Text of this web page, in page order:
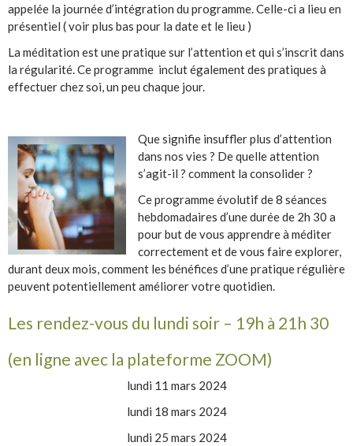
appelée la journée d’intégration du programme. Celle-ci a lieu en
présentiel ( voir plus bas pour la date et le lieu )
La méditation est une pratique sur l’attention et qui s’inscrit dans
la régularité. Ce programme inclut également des pratiques à
effectuer chez soi, un peu chaque jour.
Que signifie insuffler plus d’attention
dans nos vies ? De quelle attention
s’agit-il ? comment la consolider ?
Ce programme évolutif de 8 séances
hebdomadaires d’une durée de 2h 30 a
pour but de vous apprendre à méditer
correctement et de vous faire explorer,
durant deux mois, comment les bénéfices d’une pratique régulière
peuvent potentiellement améliorer votre quotidien.
Les rendez-vous du lundi soir – 19h à 21h 30
(en ligne avec la plateforme ZOOM)
lundi 11 mars 2024
lundi 18 mars 2024
lundi 25 mars 2024